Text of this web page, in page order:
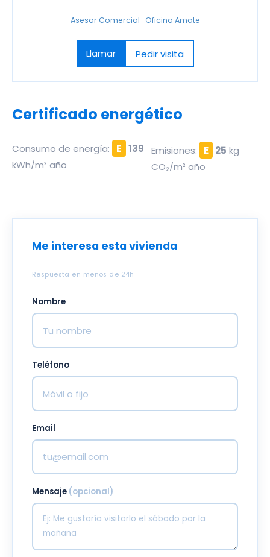
Asesor Comercial · Oficina Amate
Llamar Pedir visita
Certificado energético
Consumo de energía: E 139
kWh/m² año
Emisiones: E 25 kg
CO₂/m² año
Me interesa esta vivienda
Respuesta en menos de 24h
Nombre
Teléfono
Email
Mensaje (opcional)